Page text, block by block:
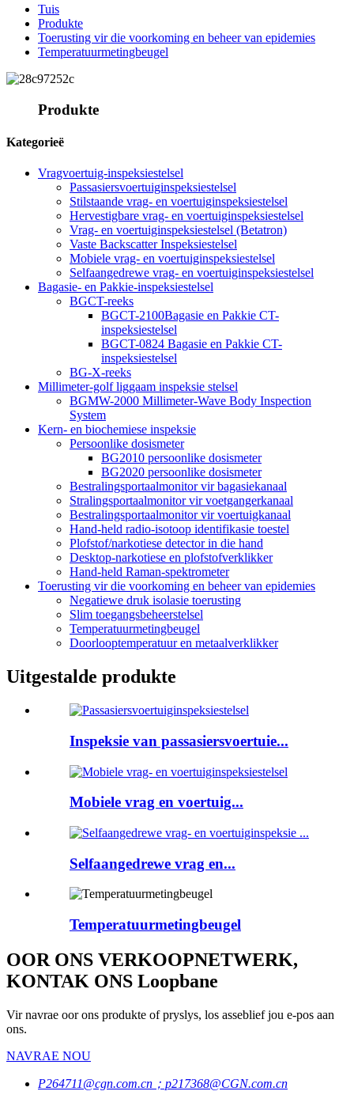
Tuis
Produkte
Toerusting vir die voorkoming en beheer van epidemies
Temperatuurmetingbeugel
Produkte
Kategorieë
Vragvoertuig-inspeksiestelsel
Passasiersvoertuiginspeksiestelsel
Stilstaande vrag- en voertuiginspeksiestelsel
Hervestigbare vrag- en voertuiginspeksiestelsel
Vrag- en voertuiginspeksiestelsel (Betatron)
Vaste Backscatter Inspeksiestelsel
Mobiele vrag- en voertuiginspeksiestelsel
Selfaangedrewe vrag- en voertuiginspeksiestelsel
Bagasie- en Pakkie-inspeksiestelsel
BGCT-reeks
BGCT-2100Bagasie en Pakkie CT-
inspeksiestelsel
BGCT-0824 Bagasie en Pakkie CT-
inspeksiestelsel
BG-X-reeks
Millimeter-golf liggaam inspeksie stelsel
BGMW-2000 Millimeter-Wave Body Inspection
System
Kern- en biochemiese inspeksie
Persoonlike dosismeter
BG2010 persoonlike dosismeter
BG2020 persoonlike dosismeter
Bestralingsportaalmonitor vir bagasiekanaal
Stralingsportaalmonitor vir voetgangerkanaal
Bestralingsportaalmonitor vir voertuigkanaal
Hand-held radio-isotoop identifikasie toestel
Plofstof/narkotiese detector in die hand
Desktop-narkotiese en plofstofverklikker
Hand-held Raman-spektrometer
Toerusting vir die voorkoming en beheer van epidemies
Negatiewe druk isolasie toerusting
Slim toegangsbeheerstelsel
Temperatuurmetingbeugel
Doorlooptemperatuur en metaalverklikker
Uitgestalde produkte
Inspeksie van passasiersvoertuie...
Mobiele vrag en voertuig...
Selfaangedrewe vrag en...
Temperatuurmetingbeugel
OOR ONS VERKOOPNETWERK,
KONTAK ONS Loopbane
Vir navrae oor ons produkte of pryslys, los asseblief jou e-pos aan
ons.
NAVRAE NOU
P264711@cgn.com.cn；p217368@CGN.com.cn